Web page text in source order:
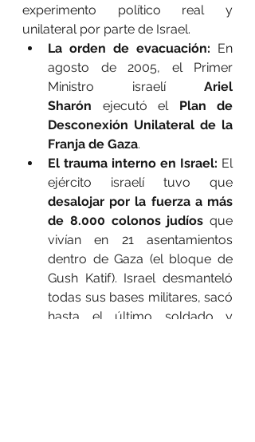
experimento político real y
unilateral por parte de Israel.
La orden de evacuación: En
agosto de 2005, el Primer
Ministro israelí Ariel
Sharón ejecutó el Plan de
Desconexión Unilateral de la
Franja de Gaza.
El trauma interno en Israel: El
desalojar por la fuerza a más
de 8.000 colonos judíos que
vivían en 21 asentamientos
dentro de Gaza (el bloque de
Gush Katif). Israel desmanteló
todas sus bases militares, sacó
hasta el último soldado y